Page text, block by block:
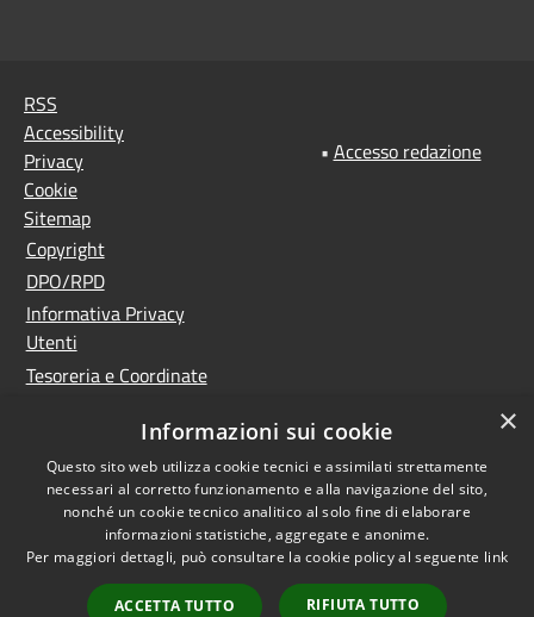
RSS
Accessibility
Privacy
Cookie
Sitemap
Copyright
DPO/RPD
Informativa Privacy
Utenti
Tesoreria e Coordinate
Controlla la tua posta
PNRR (Piano Nazionale
di Ripresa e Resilienza)
Meccanismo di feedback
Whistleblowing
Dichiarazione di
• Accesso redazione
×
Informazioni sui cookie
Questo sito web utilizza cookie tecnici e assimilati strettamente
necessari al corretto funzionamento e alla navigazione del sito,
nonché un cookie tecnico analitico al solo fine di elaborare
informazioni statistiche, aggregate e anonime.
Per maggiori dettagli, può consultare la cookie policy al seguente link
ACCETTA TUTTO RIFIUTA TUTTO